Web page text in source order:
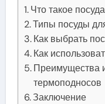
Что такое
Типы посуды
Как выбрать
Как
Преимущества
термоподносов
Заключение